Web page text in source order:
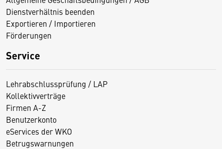
Dienstverhältnis beenden
Exportieren / Importieren
Förderungen
Service
Lehrabschlussprüfung / LAP
Kollektivverträge
Firmen A-Z
Benutzerkonto
eServices der WKO
Betrugswarnungen